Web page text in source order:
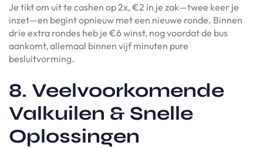
Je tikt om uit te cashen op 2x, €2 in je zak—twee keer je
inzet—en begint opnieuw met een nieuwe ronde. Binnen
drie extra rondes heb je €6 winst, nog voordat de bus
aankomt, allemaal binnen vijf minuten pure
besluitvorming.
8. Veelvoorkomende
Valkuilen & Snelle
Oplossingen